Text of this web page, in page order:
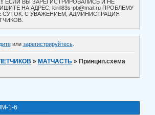
ЕСЛИ ВЫ ЗАРЕГИСТРИРОВАЛИСЬ И НЕ
НА АДРЕС, kirill83s-pb@mail.ru ПРОБЛЕМУ
СУТОК. С УВАЖЕНИЕМ, АДМИНИСТРАЦИЯ
или зарегистрируйтесь.
» МАТЧАСТЬ » Принцип.схема
1-6